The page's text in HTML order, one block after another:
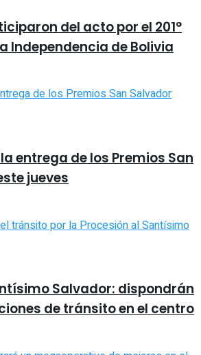
del acto por el 201°
Independencia de Bolivia
entrega de los Premios San
jueves
Salvador: dispondrán
de tránsito en el centro